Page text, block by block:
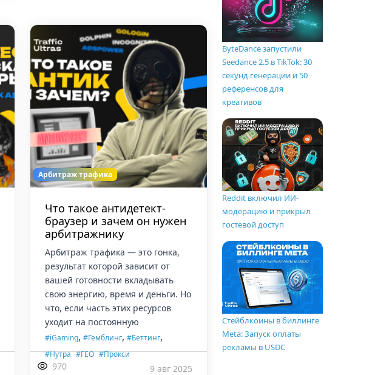
Арбитраж трафика
Что такое антидетект-
браузер и зачем он нужен
арбитражнику
Арбитраж трафика — это гонка,
результат которой зависит от
вашей готовности вкладывать
свою энергию, время и деньги. Но
что, если часть этих ресурсов
уходит на постоянную
#iGaming,#Гемблинг,#Беттинг,
#Нутра,#ГЕО,#Прокси
970 9 авг 2025
ByteDance запустили
Seedance 2.5 в TikTok: 30
секунд генерации и 50
референсов для
креативов
Reddit включил ИИ-
модерацию и прикрыл
гостевой доступ
Стейблкоины в биллинге
Meta: Запуск оплаты
рекламы в USDC